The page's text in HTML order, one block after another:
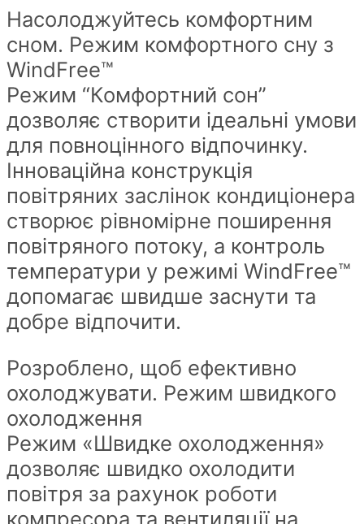
Насолоджуйтесь комфортним
сном. Режим комфортного сну з
WindFree™
Режим “Комфортний сон”
дозволяє створити ідеальні умови
для повноцінного відпочинку.
Інноваційна конструкція
повітряних заслінок кондиціонера
створює рівномірне поширення
повітряного потоку, а контроль
температури у режимі WindFree™
допомагає швидше заснути та
добре відпочити.
Розроблено, щоб ефективно
охолоджувати. Режим швидкого
охолодження
Режим «Швидке охолодження»
дозволяє швидко охолодити
повітря за рахунок роботи
компресора та вентиляції на